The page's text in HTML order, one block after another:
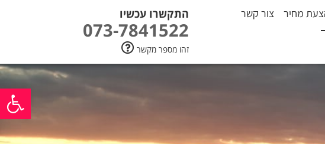
פתח
מחיר צור קשר התקשרו עכשיו
073-7841522
זהו מספר מקשר